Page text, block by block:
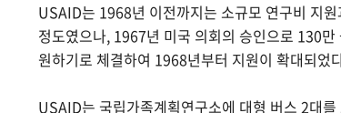
USAID는 1968년 이전까지는 소규모 연구비 지
정도였으나, 1967년 미국 의회의 승인으로 130
원하기로 체결하여 1968년부터 지원이 확대되었
USAID는 국립가족계획연구소에 대형 버스 2대